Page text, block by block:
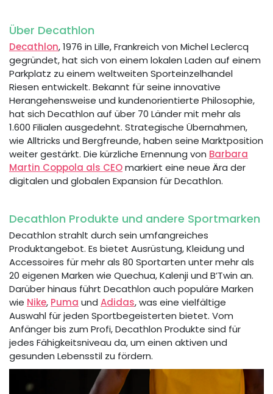
Über Decathlon
Decathlon, 1976 in Lille, Frankreich von Michel Leclercq
gegründet, hat sich von einem lokalen Laden auf einem
Parkplatz zu einem weltweiten Sporteinzelhandel
Riesen entwickelt. Bekannt für seine innovative
Herangehensweise und kundenorientierte Philosophie,
hat sich Decathlon auf über 70 Länder mit mehr als
1.600 Filialen ausgedehnt. Strategische Übernahmen,
wie Alltricks und Bergfreunde, haben seine Marktposition
weiter gestärkt. Die kürzliche Ernennung von Barbara
Martin Coppola als CEOmarkiert eine neue Ära der
digitalen und globalen Expansion für Decathlon.
Decathlon Produkte und andere Sportmarken
Decathlon strahlt durch sein umfangreiches
Produktangebot. Es bietet Ausrüstung, Kleidung und
Accessoires für mehr als 80 Sportarten unter mehr als
20 eigenen Marken wie Quechua, Kalenji und B’Twin an.
Darüber hinaus führt Decathlon auch populäre Marken
wie Nike, Puma und Adidas, was eine vielfältige
Auswahl für jeden Sportbegeisterten bietet. Vom
Anfänger bis zum Profi, Decathlon Produkte sind für
jedes Fähigkeitsniveau da, um einen aktiven und
gesunden Lebensstil zu fördern.